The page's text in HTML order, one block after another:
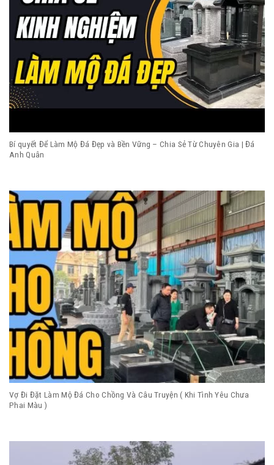
Bí quyết Để Làm Mộ Đá Đẹp và Bền Vững – Chia Sẻ Từ Chuyên Gia | Đá
Anh Quân
Vợ Đi Đặt Làm Mộ Đá Cho Chồng Và Câu Truyện ( Khi Tình Yêu Chưa
Phai Màu )